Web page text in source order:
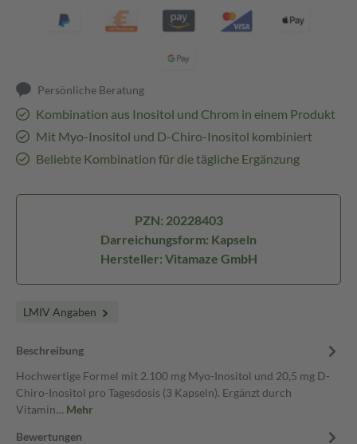
Persönliche Beratung
Kombination aus Inositol und Chrom in einem Produkt
Mit Myo-Inositol und D-Chiro-Inositol kombiniert
Beliebte Kombination für die tägliche Ergänzung
PZN: 20228403
Darreichungsform: Kapseln
Hersteller: Vitamaze GmbH
LMIV Angaben
Beschreibung
Hochwertige Formel mit 2.100 mg Myo-Inositol und 20,5 mg D-
Chiro-Inositol pro Tagesdosis (3 Kapseln). Ergänzt durch
Vitamin… Mehr
Bewertungen